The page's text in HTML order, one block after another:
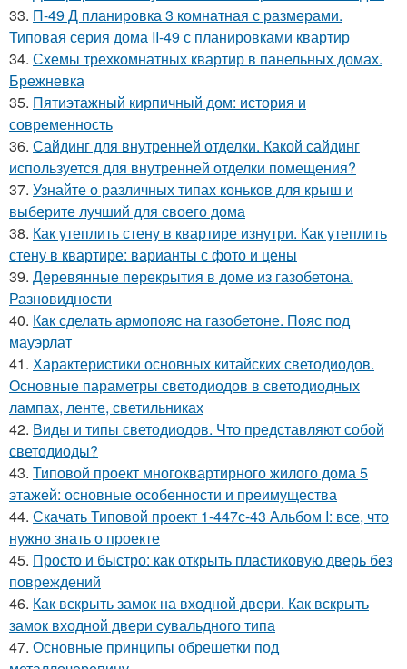
33. П-49 Д планировка 3 комнатная с размерами.
Типовая серия дома II-49 с планировками квартир
34. Схемы трехкомнатных квартир в панельных домах.
Брежневка
35. Пятиэтажный кирпичный дом: история и
современность
36. Сайдинг для внутренней отделки. Какой сайдинг
используется для внутренней отделки помещения?
37. Узнайте о различных типах коньков для крыш и
выберите лучший для своего дома
38. Как утеплить стену в квартире изнутри. Как утеплить
стену в квартире: варианты с фото и цены
39. Деревянные перекрытия в доме из газобетона.
Разновидности
40. Как сделать армопояс на газобетоне. Пояс под
мауэрлат
41. Характеристики основных китайских светодиодов.
Основные параметры светодиодов в светодиодных
лампах, ленте, светильниках
42. Виды и типы светодиодов. Что представляют собой
светодиоды?
43. Типовой проект многоквартирного жилого дома 5
этажей: основные особенности и преимущества
44. Скачать Типовой проект 1-447с-43 Альбом I: все, что
нужно знать о проекте
45. Просто и быстро: как открыть пластиковую дверь без
повреждений
46. Как вскрыть замок на входной двери. Как вскрыть
замок входной двери сувальдного типа
47. Основные принципы обрешетки под